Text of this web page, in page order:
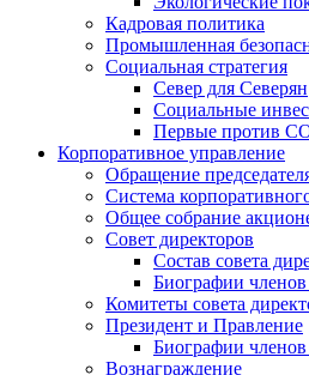
Кадровая политика
Промышленная
Социальная стратегия
Север для Северян
Социальные
Первые против
Корпоративное управление
Обращение
Система
Общее собрание
Совет директоров
Состав совета
Биографии членов
Комитеты совета
Президент и Правление
Биографии
Вознаграждение